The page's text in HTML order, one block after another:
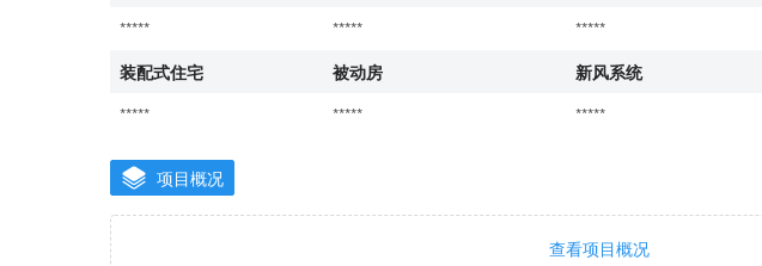
*****
***** *****
装配式住宅
被动房 新风系统
*****
***** *****
项目概况
查看项目概况